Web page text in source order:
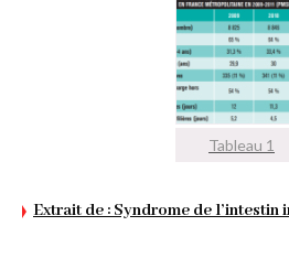
Tableau 1
Extrait de : Syndrome de l’intestin